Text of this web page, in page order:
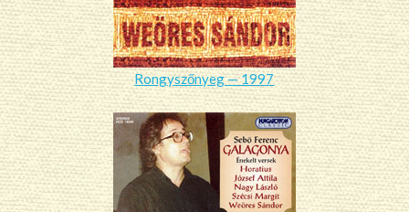
Rongyszőnyeg — 1997